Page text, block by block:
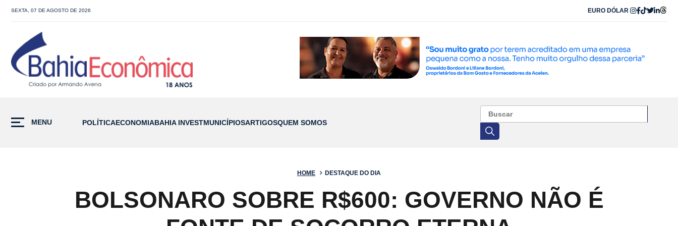
SEXTA, 07 DE AGOSTO DE 2026 EURO DÓLAR
MENU POLÍTICAECONOMIABAHIA INVESTMUNICÍPIOSARTIGOSQUEM SOMOS
HOME DESTAQUE DO DIA
BOLSONARO SOBRE R$600: GOVERNO NÃO É